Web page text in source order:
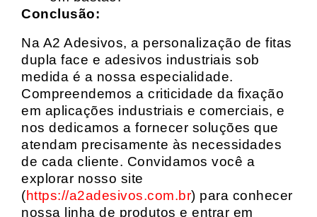
Conclusão:
Na A2 Adesivos, a personalização de fitas
dupla face e adesivos industriais sob
medida é a nossa especialidade.
Compreendemos a criticidade da fixação
em aplicações industriais e comerciais, e
nos dedicamos a fornecer soluções que
atendam precisamente às necessidades
de cada cliente. Convidamos você a
explorar nosso site
(https://a2adesivos.com.br) para conhecer
nossa linha de produtos e entrar em